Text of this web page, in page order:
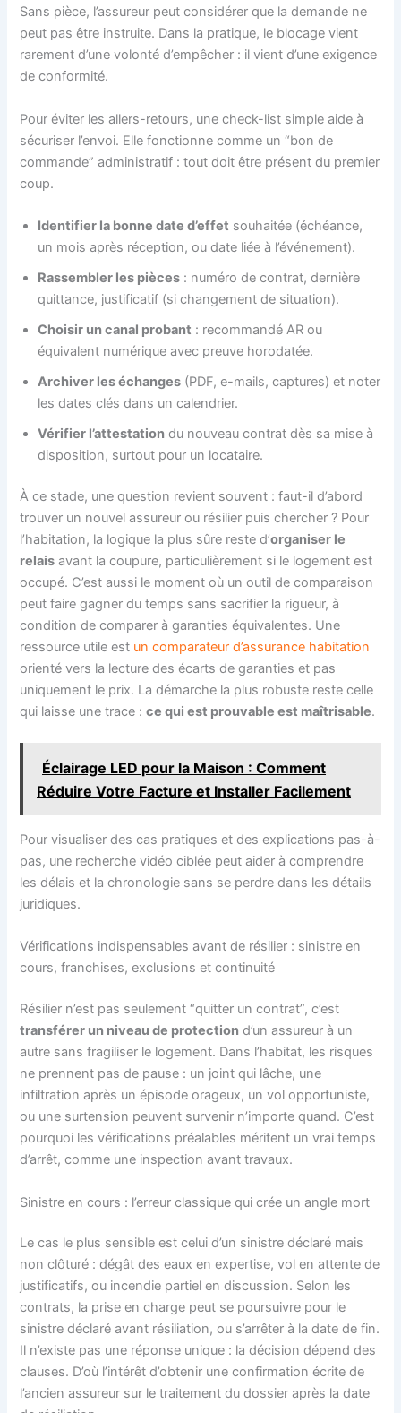
Sans pièce, l’assureur peut considérer que la demande ne
peut pas être instruite. Dans la pratique, le blocage vient
rarement d’une volonté d’empêcher : il vient d’une exigence
de conformité.
Pour éviter les allers-retours, une check-list simple aide à
sécuriser l’envoi. Elle fonctionne comme un “bon de
commande” administratif : tout doit être présent du premier
coup.
Identifier la bonne date d’effet souhaitée (échéance,
un mois après réception, ou date liée à l’événement).
Rassembler les pièces : numéro de contrat, dernière
quittance, justificatif (si changement de situation).
Choisir un canal probant : recommandé AR ou
équivalent numérique avec preuve horodatée.
Archiver les échanges (PDF, e-mails, captures) et noter
les dates clés dans un calendrier.
Vérifier l’attestation du nouveau contrat dès sa mise à
disposition, surtout pour un locataire.
À ce stade, une question revient souvent : faut-il d’abord
trouver un nouvel assureur ou résilier puis chercher ? Pour
l’habitation, la logique la plus sûre reste d’organiser le
relais avant la coupure, particulièrement si le logement est
occupé. C’est aussi le moment où un outil de comparaison
peut faire gagner du temps sans sacrifier la rigueur, à
condition de comparer à garanties équivalentes. Une
ressource utile est un comparateur d’assurance habitation
orienté vers la lecture des écarts de garanties et pas
uniquement le prix. La démarche la plus robuste reste celle
qui laisse une trace :ce qui est prouvable est maîtrisable.
Éclairage LED pour la Maison : Comment
Réduire Votre Facture et Installer Facilement
Pour visualiser des cas pratiques et des explications pas-à-
pas, une recherche vidéo ciblée peut aider à comprendre
les délais et la chronologie sans se perdre dans les détails
juridiques.
Vérifications indispensables avant de résilier : sinistre en
cours, franchises, exclusions et continuité
Résilier n’est pas seulement “quitter un contrat”, c’est
transférer un niveau de protection d’un assureur à un
autre sans fragiliser le logement. Dans l’habitat, les risques
ne prennent pas de pause : un joint qui lâche, une
infiltration après un épisode orageux, un vol opportuniste,
ou une surtension peuvent survenir n’importe quand. C’est
pourquoi les vérifications préalables méritent un vrai temps
d’arrêt, comme une inspection avant travaux.
Sinistre en cours : l’erreur classique qui crée un angle mort
Le cas le plus sensible est celui d’un sinistre déclaré mais
non clôturé : dégât des eaux en expertise, vol en attente de
justificatifs, ou incendie partiel en discussion. Selon les
contrats, la prise en charge peut se poursuivre pour le
sinistre déclaré avant résiliation, ou s’arrêter à la date de fin.
Il n’existe pas une réponse unique : la décision dépend des
clauses. D’où l’intérêt d’obtenir une confirmation écrite de
l’ancien assureur sur le traitement du dossier après la date